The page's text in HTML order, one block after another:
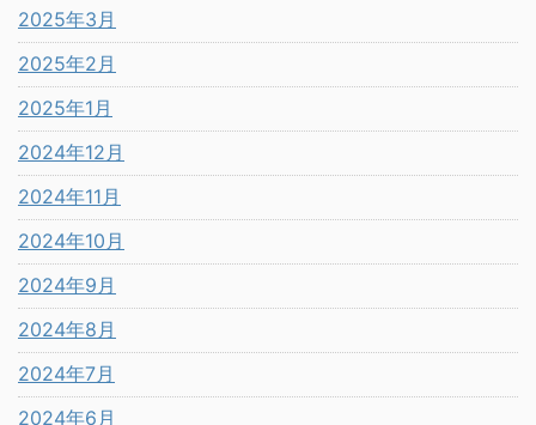
2025年3月
2025年2月
2025年1月
2024年12月
2024年11月
2024年10月
2024年9月
2024年8月
2024年7月
2024年6月